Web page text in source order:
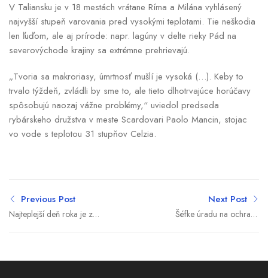
V Taliansku je v 18 mestách vrátane Ríma a Milána vyhlásený
najvyšší stupeň varovania pred vysokými teplotami. Tie neškodia
len ľuďom, ale aj prírode: napr. lagúny v delte rieky Pád na
severovýchode krajiny sa extrémne prehrievajú.
„Tvoria sa makroriasy, úmrtnosť mušlí je vysoká (…). Keby to
trvalo týždeň, zvládli by sme to, ale tieto dlhotrvajúce horúčavy
spôsobujú naozaj vážne problémy,“ uviedol predseda
rybárskeho družstva v meste Scardovari Paolo Mancin, stojac
vo vode s teplotou 31 stupňov Celzia.
Previous Post
Najteplejší deň roka je za
Next Post
Šéfke úradu na ochranu